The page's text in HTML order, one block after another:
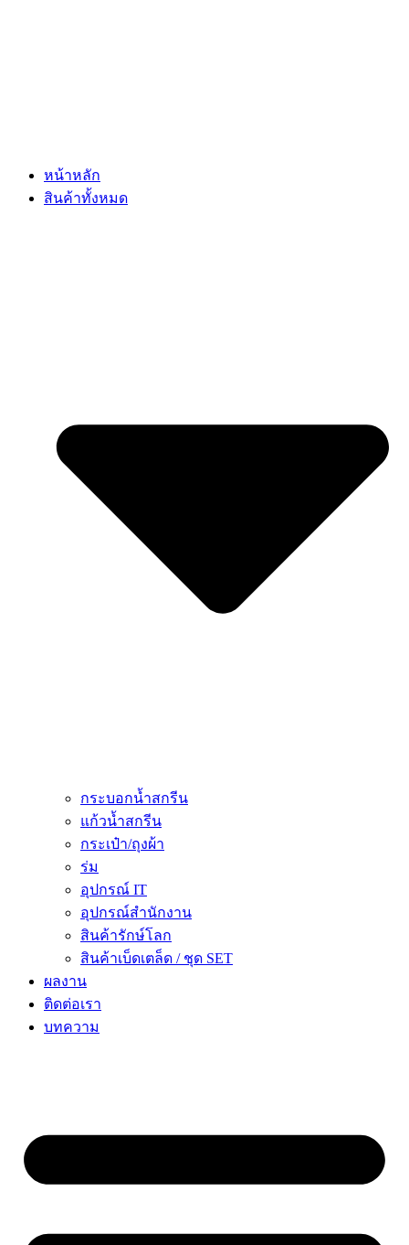
หน้าหลัก
สินค้าทั้งหมด
กระบอกน้ำสกรีน
แก้วน้ำสกรีน
กระเป๋า/ถุงผ้า
ร่ม
อุปกรณ์ IT
อุปกรณ์สำนักงาน
สินค้ารักษ์โลก
สินค้าเบ็ดเตล็ด / ชุด SET
ผลงาน
ติดต่อเรา
บทความ